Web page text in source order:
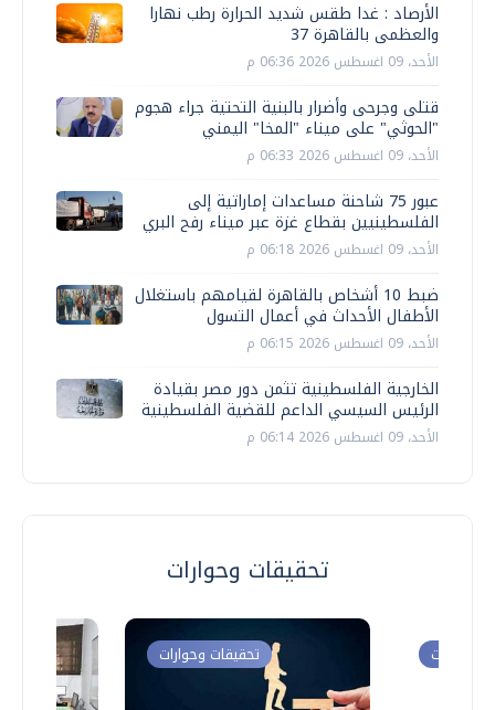
الأرصاد : غدا طقس شديد الحرارة رطب نهارا
والعظمى بالقاهرة 37
الأحد، 09 اغسطس 2026 06:36 م
قتلى وجرحى وأضرار بالبنية التحتية جراء هجوم
"الحوثي" على ميناء "المخا" اليمني
الأحد، 09 اغسطس 2026 06:33 م
عبور 75 شاحنة مساعدات إماراتية إلى
الفلسطينيين بقطاع غزة عبر ميناء رفح البري
الأحد، 09 اغسطس 2026 06:18 م
ضبط 10 أشخاص بالقاهرة لقيامهم باستغلال
الأطفال الأحداث في أعمال التسول
الأحد، 09 اغسطس 2026 06:15 م
الخارجية الفلسطينية تثمن دور مصر بقيادة
الرئيس السيسي الداعم للقضية الفلسطينية
الأحد، 09 اغسطس 2026 06:14 م
تحقيقات وحوارات
تحقيقات وحوارات وحوارات